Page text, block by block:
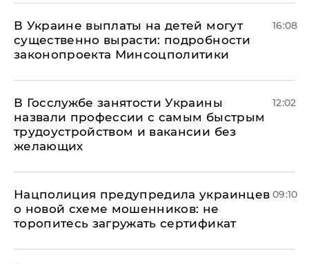
В Украине выплаты на детей могут
существенно вырасти: подробности
законопроекта Минсоцполитики
16:08
В Госслужбе занятости Украины
назвали профессии с самым быстрым
трудоустройством и вакансии без
желающих
12:02
Нацполиция предупредила украинцев
о новой схеме мошенников: не
торопитесь загружать сертификат
09:10